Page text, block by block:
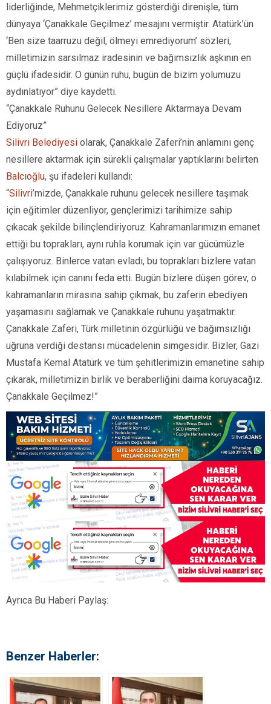
liderliğinde, Mehmetçiklerimiz gösterdiği direnişle, tüm
dünyaya ‘Çanakkale Geçilmez’ mesajını vermiştir. Atatürk’ün
‘Ben size taarruzu değil, ölmeyi emrediyorum’ sözleri,
milletimizin sarsılmaz iradesinin ve bağımsızlık aşkının en
güçlü ifadesidir. O günün ruhu, bugün de bizim yolumuzu
aydınlatıyor” diye kaydetti.
“Çanakkale Ruhunu Gelecek Nesillere Aktarmaya Devam
Ediyoruz”
Silivri Belediyesi olarak, Çanakkale Zaferi’nin anlamını genç
nesillere aktarmak için sürekli çalışmalar yaptıklarını belirten
Balcıoğlu, şu ifadeleri kullandı:
“Silivri’mizde, Çanakkale ruhunu gelecek nesillere taşımak
için eğitimler düzenliyor, gençlerimizi tarihimize sahip
çıkacak şekilde bilinçlendiriyoruz. Kahramanlarımızın emanet
ettiği bu toprakları, aynı ruhla korumak için var gücümüzle
çalışıyoruz. Binlerce vatan evladı, bu toprakları bizlere vatan
kılabilmek için canını feda etti. Bugün bizlere düşen görev, o
kahramanların mirasına sahip çıkmak, bu zaferin ebediyen
yaşamasını sağlamak ve Çanakkale ruhunu yaşatmaktır.
Çanakkale Zaferi, Türk milletinin özgürlüğü ve bağımsızlığı
uğruna verdiği destansı mücadelenin simgesidir. Bizler, Gazi
Mustafa Kemal Atatürk ve tüm şehitlerimizin emanetine sahip
çıkarak, milletimizin birlik ve beraberliğini daima koruyacağız.
Çanakkale Geçilmez!”
Ayrıca Bu Haberi Paylaş:
Benzer Haberler: